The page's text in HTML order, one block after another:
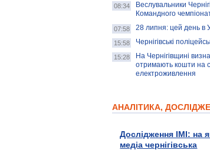
08:34
Веслувальники
Командного
07:58 28 липня: цей день в
15:58 Чернігівські
15:28
На Чернігівщині
отримають кошти на
електроживлення
АНАЛІТИКА,
Дослідження ІМІ: на
медіа чернігівська